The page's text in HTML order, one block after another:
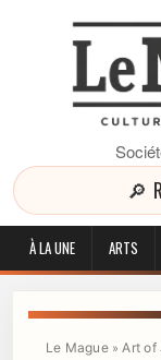
🔎
À LA UNE ARTS
Le Mague»Art of